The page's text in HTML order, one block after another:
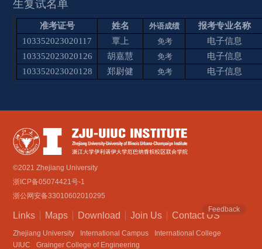
生复试名单
准考证号 姓名 外语成绩
报考专业名称
103352023020117
覃上 免考
电子信息
103352023020126
胡嘉慧 免考
电子信息
103352023020128
郑尉健 免考 电子信息
©2021 Zhejiang University
浙ICP备05074421号-1
浙公网安备33010602010295
Links Maps Download Join Us Contact US
Feedback
Zhejiang University International Campus
International College
UIUC
Grainger College of Engineering